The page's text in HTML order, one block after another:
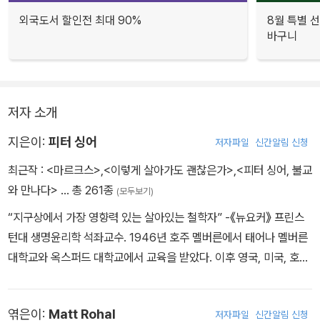
외국도서 할인전 최대 90%
8월 특별
바구니
저자 소개
지은이: 피터 싱어 저자파일 신간알림 신청
최근작 : <마르크스>,<이렇게 살아가도 괜찮은가>,<피터 싱어, 불교
와 만나다> … 총 261종 (모두보기)
“지구상에서 가장 영향력 있는 살아있는 철학자” -《뉴요커》 프린스
턴대 생명윤리학 석좌교수. 1946년 호주 멜버른에서 태어나 멜버른
대학교와 옥스퍼드 대학교에서 교육을 받았다. 이후 영국, 미국, 호주
로 동물 복지부터 세계 빈곤까지 도덕성에 관한 대중적 논쟁을 불러
엮은이: Matt Rohal 저자파일 신간알림 신청